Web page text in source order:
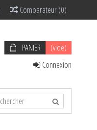
Comparateur(0)
PANIER
(vide)
Connexion